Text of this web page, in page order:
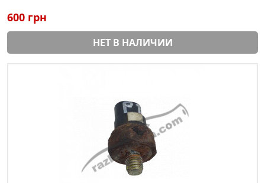
600 грн
НЕТ В НАЛИЧИИ